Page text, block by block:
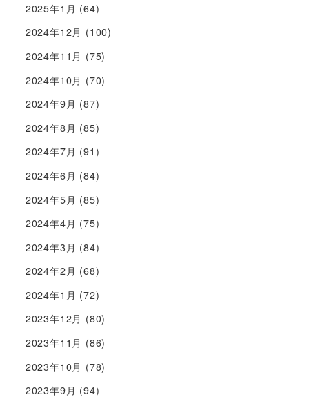
2025年1月 (64)
2024年12月 (100)
2024年11月 (75)
2024年10月 (70)
2024年9月 (87)
2024年8月 (85)
2024年7月 (91)
2024年6月 (84)
2024年5月 (85)
2024年4月 (75)
2024年3月 (84)
2024年2月 (68)
2024年1月 (72)
2023年12月 (80)
2023年11月 (86)
2023年10月 (78)
2023年9月 (94)